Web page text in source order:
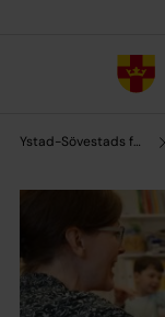
Ystad-Sövestads församling